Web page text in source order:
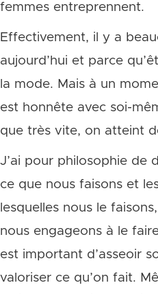
femmes entreprennent.
Effectivement, il y a
aujourd’hui et parce
la mode. Mais à un
est honnête avec soi-
que très vite, on atteint
J’ai pour philosophie de
ce que nous faisons et
lesquelles nous le
nous engageons à le
est important d’asseoir
valoriser ce qu’on fait.